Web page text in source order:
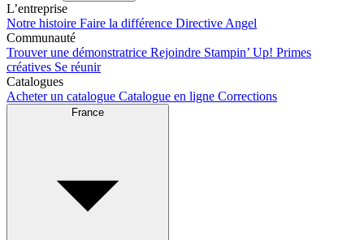
L’entreprise
Notre histoire Faire la différence Directive Angel
Communauté
Trouver une démonstratrice Rejoindre Stampin’ Up! Primes
créatives Se réunir
Catalogues
Acheter un catalogue Catalogue en ligne Corrections
France